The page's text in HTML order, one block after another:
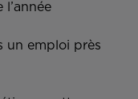
un emploi près